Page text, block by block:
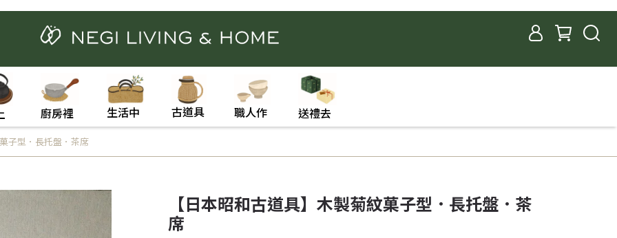
廚房裡 生活中 古道具 職人作 送禮去
子型．長托盤．茶席
【日本昭和古道具】木製菊紋菓子型．長托盤．茶
席